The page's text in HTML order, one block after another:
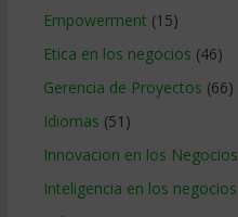
Empowerment (15)
Etica en los negocios (46)
Gerencia de Proyectos (66)
Idiomas (51)
Innovacion en los Negocios
Inteligencia en los negocios